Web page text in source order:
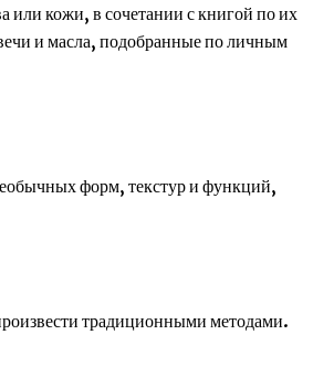
или кожи, в сочетании с книгой по их
и масла, подобранные по личным
форм, текстур и функций,
традиционными методами.